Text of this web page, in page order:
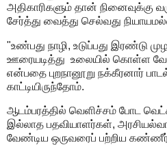
அதிகாரிகளும் தான் நினைவுக்கு
சேர்த்து வைத்து செல்வது
"உண்பது நாழி, உடுப்பது இரண்டு
ஊரையடித்து உலையில் கொள்ள
என்பதை புறநானூறு நக்கீரனார் பாடல்
காட்டியிருந்தோம்.
ஆடம்பரத்தில் வெளிச்சம் போட
இல்லாத பதவியாளர்கள்,
வேண்டிய ஒருவரைப் பற்றிய